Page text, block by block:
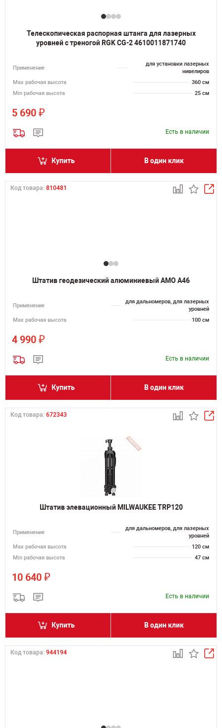
Телескопическая распорная штанга для лазерных
уровней с треногой RGK CG-2 4610011871740
Применение
для установки лазерных
нивелиров
Мах рабочая высота
360 см
Min рабочая высота
25 см
5 690 ₽
Есть в наличии
Купить В один клик
Код товара: 810481
Штатив геодезический алюминиевый AMO А46
Применение
для дальномеров, для лазерных
уровней
Мах рабочая высота
100 см
4 990 ₽
Есть в наличии
Купить В один клик
Код товара: 672343
Штатив элевационный MILWAUKEE TRP120
Применение
для дальномеров, для лазерных
уровней
Мах рабочая высота
120 см
Min рабочая высота
47 см
10 640 ₽
Есть в наличии
Купить В один клик
Код товара: 944194